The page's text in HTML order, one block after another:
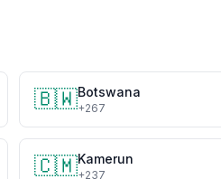
🇧🇼Botswana
+267
🇨🇲Kamerun
+237